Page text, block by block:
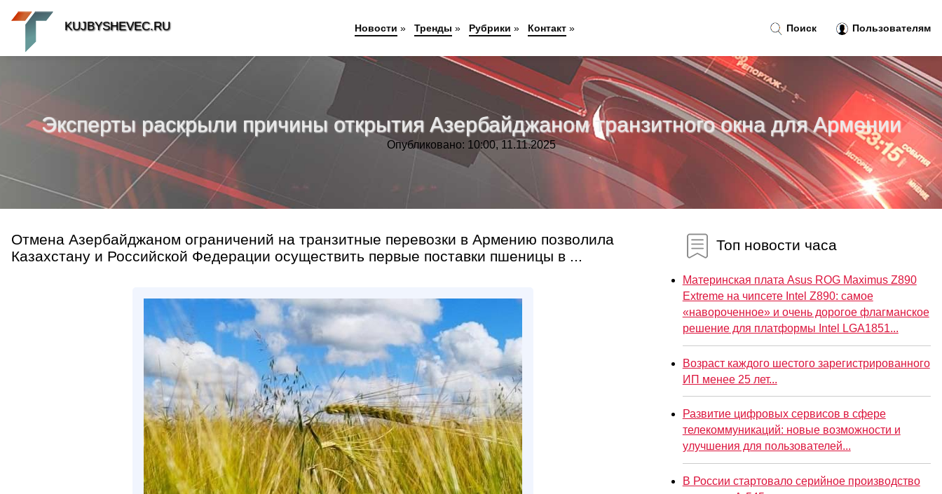
Эксперты раскрыли причины открытия Азербайджаном транзитного окна для Армении
Опубликовано: 10:00, 11.11.2025
Отмена Азербайджаном ограничений на транзитные перевозки в Армению позволила
Казахстану и Российской Федерации осуществить первые поставки пшеницы в ...
Топ новости часа
Материнская плата Asus ROG Maximus Z890
Extreme на чипсете Intel Z890: самое
«навороченное» и очень дорогое флагманское
решение для платформы Intel LGA1851...
Возраст каждого шестого зарегистрированного
ИП менее 25 лет...
Развитие цифровых сервисов в сфере
телекоммуникаций: новые возможности и
улучшения для пользователей...
В России стартовало серийное производство
Поиск Пользователям
KUJBYSHEVEC.RU Новости » Тренды » Рубрики » Контакт»